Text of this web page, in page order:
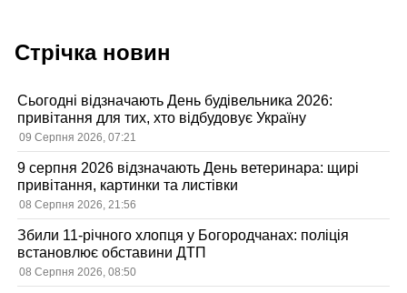
Стрічка новин
Сьогодні відзначають День будівельника 2026:
привітання для тих, хто відбудовує Україну
09 Серпня 2026, 07:21
9 серпня 2026 відзначають День ветеринара: щирі
привітання, картинки та листівки
08 Серпня 2026, 21:56
Збили 11-річного хлопця у Богородчанах: поліція
встановлює обставини ДТП
08 Серпня 2026, 08:50